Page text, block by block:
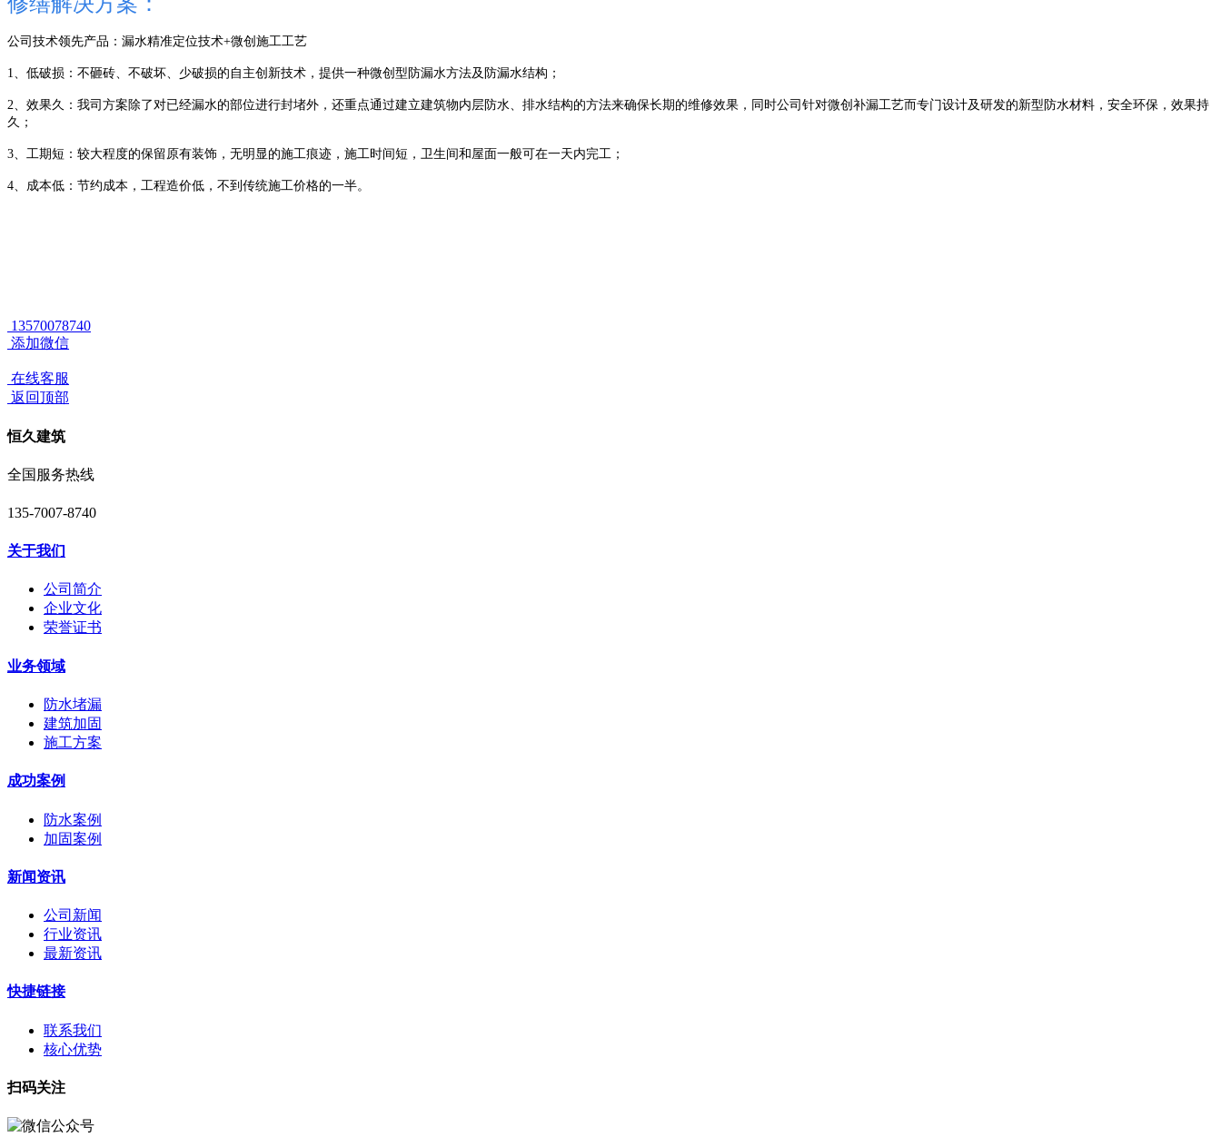
公司技术领先产品：漏水精准定位技术+微创施工工艺
1、低破损：不砸砖、不破坏、少破损的自主创新技术，提供一种微创型防漏水方法及防漏水结构；
2、效果久：我司方案除了对已经漏水的部位进行封堵外，还重点通过建立建筑物内层防水、排水结构的方法来确保长期的维修效果，同时公司针对微创补漏工艺而专门设计及研发的新型防水材料，安全环保，效果持
久；
3、工期短：较大程度的保留原有装饰，无明显的施工痕迹，施工时间短，卫生间和屋面一般可在一天内完工；
4、成本低：节约成本，工程造价低，不到传统施工价格的一半。
13570078740
添加微信
在线客服
返回顶部
恒久建筑
全国服务热线
135-7007-8740
关于我们
公司简介
企业文化
荣誉证书
业务领域
防水堵漏
建筑加固
施工方案
成功案例
防水案例
加固案例
新闻资讯
公司新闻
行业资讯
最新资讯
快捷链接
联系我们
核心优势
扫码关注